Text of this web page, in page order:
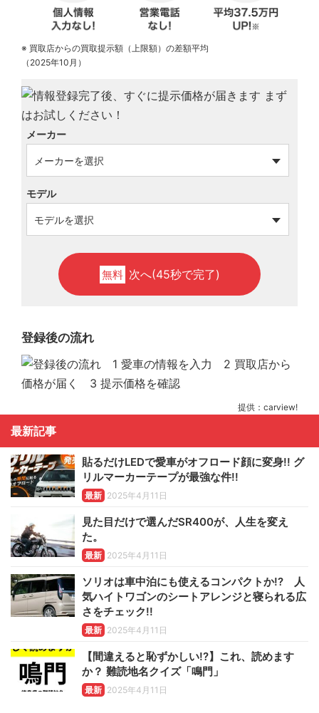
※ 買取店からの買取提示額（上限額）の差額平均
（2025年10月）
メーカー
モデル
無料 次へ(45秒で完了)
登録後の流れ
提供：carview!
最新記事
貼るだけLEDで愛車がオフロード顔に変身!! グ
リルマーカーテープが最強な件!!
最新 2025年4月11日
見た目だけで選んだSR400が、人生を変え
た。
最新 2025年4月11日
ソリオは車中泊にも使えるコンパクトか!? 人
気ハイトワゴンのシートアレンジと寝られる広
さをチェック!!
最新 2025年4月11日
【間違えると恥ずかしい!?】これ、読めます
か？ 難読地名クイズ「鳴門」
最新 2025年4月11日